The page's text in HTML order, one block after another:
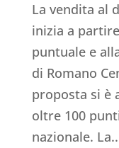
La vendita al
inizia a
puntuale e
di Romano
proposta si è
oltre 100
nazionale.